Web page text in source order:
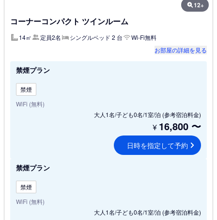
12+
コーナーコンパクト ツインルーム
14㎡ 定員2名 シングルベッド 2 台
Wi-Fi無料
お部屋の詳細を見る
禁煙プラン
禁煙
WiFi (無料)
大人1名/子ども0名/1室/泊 (参考宿泊料金)
¥ 16,800 〜
日時を指定して予約
禁煙プラン
禁煙
WiFi (無料)
大人1名/子ども0名/1室/泊 (参考宿泊料金)